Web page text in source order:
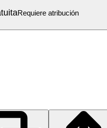
Requiere atribución